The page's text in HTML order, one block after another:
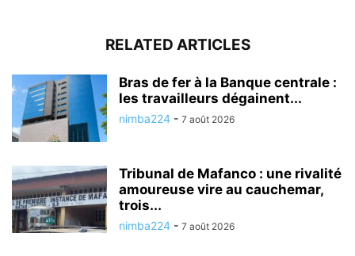
RELATED ARTICLES
Bras de fer à la Banque centrale :
les travailleurs dégainent...
nimba224 - 7 août 2026
Tribunal de Mafanco : une rivalité
amoureuse vire au cauchemar,
trois...
nimba224 - 7 août 2026